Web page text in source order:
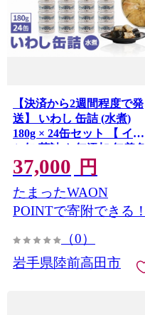
【決済から2週間程度で発
送】 いわし 缶詰 (水煮)
180g × 24缶セット 【 イワ
シ缶 菊詰め 無添加 無着色
海産物 長期保存 非常食 国
産 防災グッズ 】 RT911-24
37,000 円
たまったWAON
POINTで寄附できる！
（0）
岩手県陸前高田市